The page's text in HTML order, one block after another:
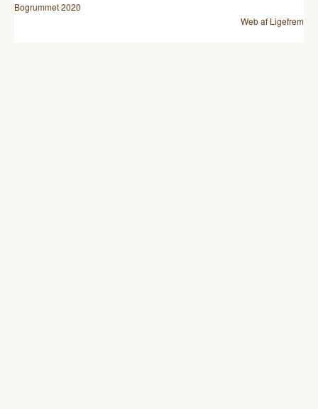
Bogrummet 2020
Web af Ligefrem